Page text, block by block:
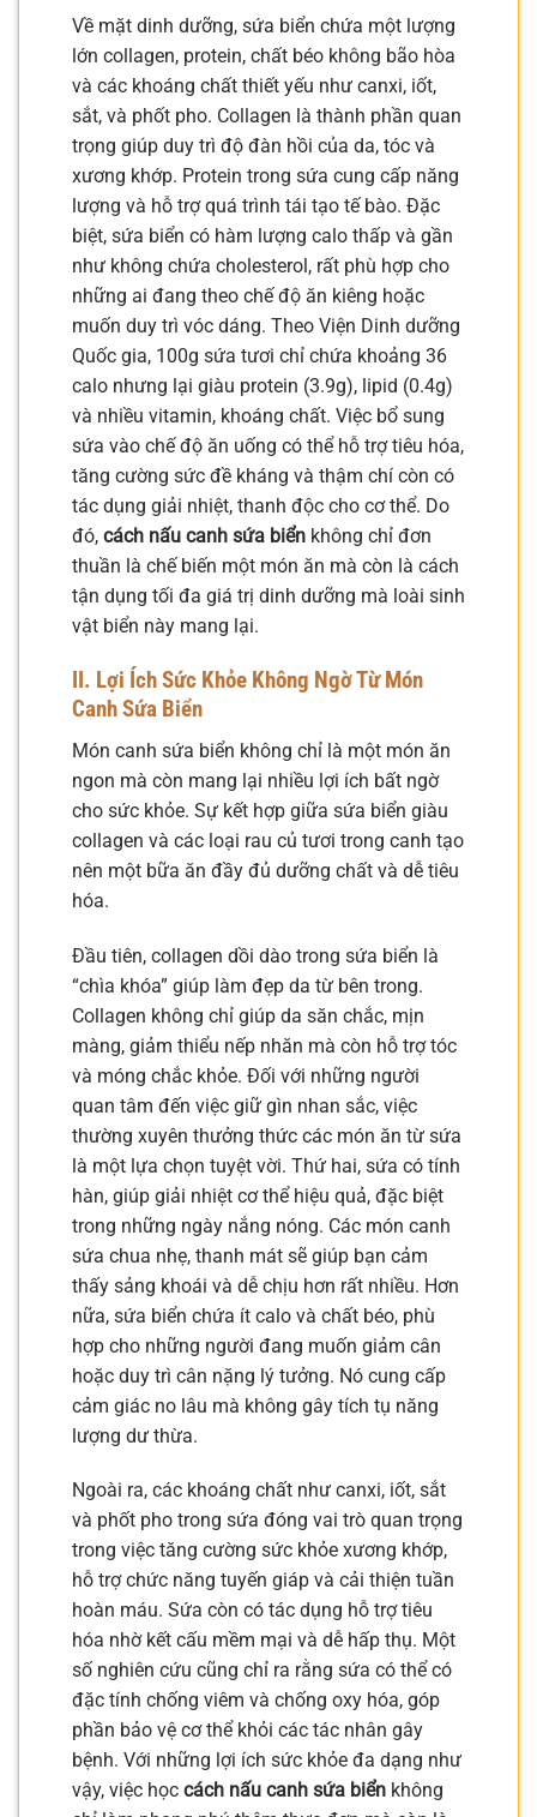
Về mặt dinh dưỡng, sứa biển chứa một lượng
lớn collagen, protein, chất béo không bão hòa
và các khoáng chất thiết yếu như canxi, iốt,
sắt, và phốt pho. Collagen là thành phần quan
trọng giúp duy trì độ đàn hồi của da, tóc và
xương khớp. Protein trong sứa cung cấp năng
lượng và hỗ trợ quá trình tái tạo tế bào. Đặc
biệt, sứa biển có hàm lượng calo thấp và gần
như không chứa cholesterol, rất phù hợp cho
những ai đang theo chế độ ăn kiêng hoặc
muốn duy trì vóc dáng. Theo Viện Dinh dưỡng
Quốc gia, 100g sứa tươi chỉ chứa khoảng 36
calo nhưng lại giàu protein (3.9g), lipid (0.4g)
và nhiều vitamin, khoáng chất. Việc bổ sung
sứa vào chế độ ăn uống có thể hỗ trợ tiêu hóa,
tăng cường sức đề kháng và thậm chí còn có
tác dụng giải nhiệt, thanh độc cho cơ thể. Do
đó, cách nấu canh sứa biển không chỉ đơn
thuần là chế biến một món ăn mà còn là cách
tận dụng tối đa giá trị dinh dưỡng mà loài sinh
vật biển này mang lại.
II. Lợi Ích Sức Khỏe Không Ngờ Từ Món
Canh Sứa Biển
Món canh sứa biển không chỉ là một món ăn
ngon mà còn mang lại nhiều lợi ích bất ngờ
cho sức khỏe. Sự kết hợp giữa sứa biển giàu
collagen và các loại rau củ tươi trong canh tạo
nên một bữa ăn đầy đủ dưỡng chất và dễ tiêu
hóa.
Đầu tiên, collagen dồi dào trong sứa biển là
“chìa khóa” giúp làm đẹp da từ bên trong.
Collagen không chỉ giúp da săn chắc, mịn
màng, giảm thiểu nếp nhăn mà còn hỗ trợ tóc
và móng chắc khỏe. Đối với những người
quan tâm đến việc giữ gìn nhan sắc, việc
thường xuyên thưởng thức các món ăn từ sứa
là một lựa chọn tuyệt vời. Thứ hai, sứa có tính
hàn, giúp giải nhiệt cơ thể hiệu quả, đặc biệt
trong những ngày nắng nóng. Các món canh
sứa chua nhẹ, thanh mát sẽ giúp bạn cảm
thấy sảng khoái và dễ chịu hơn rất nhiều. Hơn
nữa, sứa biển chứa ít calo và chất béo, phù
hợp cho những người đang muốn giảm cân
hoặc duy trì cân nặng lý tưởng. Nó cung cấp
cảm giác no lâu mà không gây tích tụ năng
lượng dư thừa.
Ngoài ra, các khoáng chất như canxi, iốt, sắt
và phốt pho trong sứa đóng vai trò quan trọng
trong việc tăng cường sức khỏe xương khớp,
hỗ trợ chức năng tuyến giáp và cải thiện tuần
hoàn máu. Sứa còn có tác dụng hỗ trợ tiêu
hóa nhờ kết cấu mềm mại và dễ hấp thụ. Một
số nghiên cứu cũng chỉ ra rằng sứa có thể có
đặc tính chống viêm và chống oxy hóa, góp
phần bảo vệ cơ thể khỏi các tác nhân gây
bệnh. Với những lợi ích sức khỏe đa dạng như
vậy, việc học cách nấu canh sứa biển không